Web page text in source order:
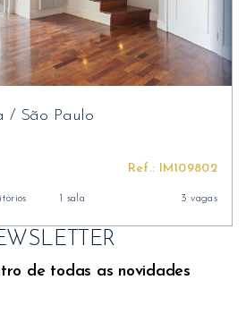
/ São Paulo
Ref.: IM109802
1 sala 3 vagas
de todas as novidades